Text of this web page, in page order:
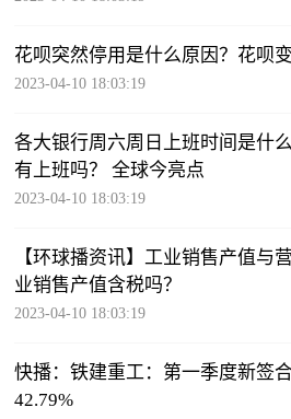
花呗突然停用是什么原因？花呗
2023-04-10 18:03:19
各大银行周六周日上班时间是什
有上班吗？ 全球今亮点
2023-04-10 18:03:19
【环球播资讯】工业销售产值与
业销售产值含税吗？
2023-04-10 18:03:19
快播：铁建重工：第一季度新签
42.79%